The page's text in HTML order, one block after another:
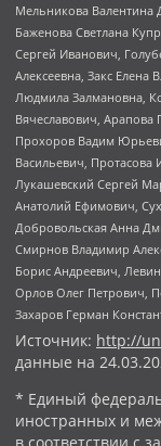
Мельникова Валентина
Баженова Светлана
Сергей Иванович,
Алексеевна, Закс
Людмила Залмановна,
Вячеславович,
Прохоров Вадим
Васильевич, Протасова
Лукашевский Сергей
Анатолий Ефимович,
Добровольская Анна
Смирнов Владимир
Борис Андреевич,
Орлов Олег Петрович,
Захаров Герман
Источник: http://
данные на
* Единый
иностранных и
в соответствии с